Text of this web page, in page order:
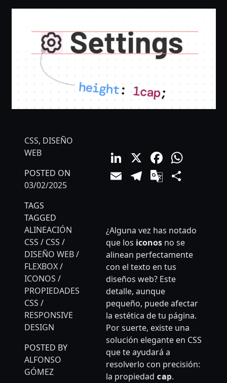
CSS, DISEÑO
WEB
POSTED ON
03/02/2025
TAGS
TAGGED
ALINEACIÓN
CSS / CSS /
DISEÑO WEB/
FLEXBOX/
ICONOS /
PROPIEDADES
CSS /
RESPONSIVE
DESIGN
POSTED BY
ALFONSO
GÓMEZ
LinkedIn
X
EmailTelegram
Google
¿Alguna vez has notado
que los iconosno se
alinean perfectamente
con el texto en tus
diseños web? Este
detalle, aunque
pequeño, puede afectar
la estética de tu página.
Por suerte, existe una
solución elegante en CSS
que te ayudará a
resolverlo con precisión:
la propiedad cap.